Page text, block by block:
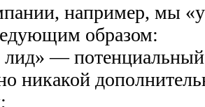
например, мы
образом:
— потенциальный
никакой